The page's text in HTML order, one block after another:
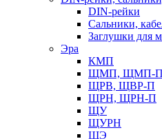
DIN-рейки
Сальники,
Заглушки для
Эра
КМП
ЩМП, ЩМП-П
ЩРВ, ЩВР-П
ЩРН, ЩРН-П
ЩУ
ЩУРН
ЩЭ